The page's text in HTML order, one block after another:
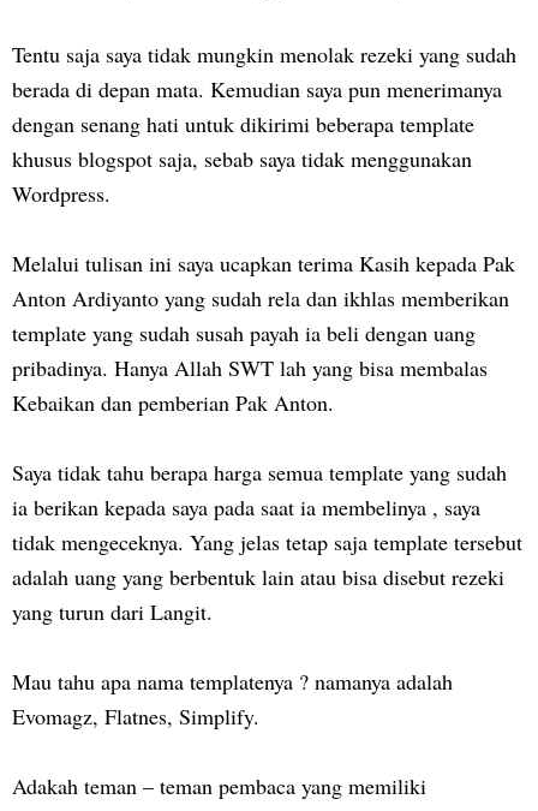
Tentu saja saya tidak mungkin menolak rezeki yang sudah
berada di depan mata. Kemudian saya pun menerimanya
dengan senang hati untuk dikirimi beberapa template
khusus blogspot saja, sebab saya tidak menggunakan
Wordpress.
Melalui tulisan ini saya ucapkan terima Kasih kepada Pak
Anton Ardiyanto yang sudah rela dan ikhlas memberikan
template yang sudah susah payah ia beli dengan uang
pribadinya. Hanya Allah SWT lah yang bisa membalas
Kebaikan dan pemberian Pak Anton.
Saya tidak tahu berapa harga semua template yang sudah
ia berikan kepada saya pada saat ia membelinya , saya
tidak mengeceknya. Yang jelas tetap saja template tersebut
adalah uang yang berbentuk lain atau bisa disebut rezeki
yang turun dari Langit.
Mau tahu apa nama templatenya ? namanya adalah
Evomagz, Flatnes, Simplify.
Adakah teman – teman pembaca yang memiliki